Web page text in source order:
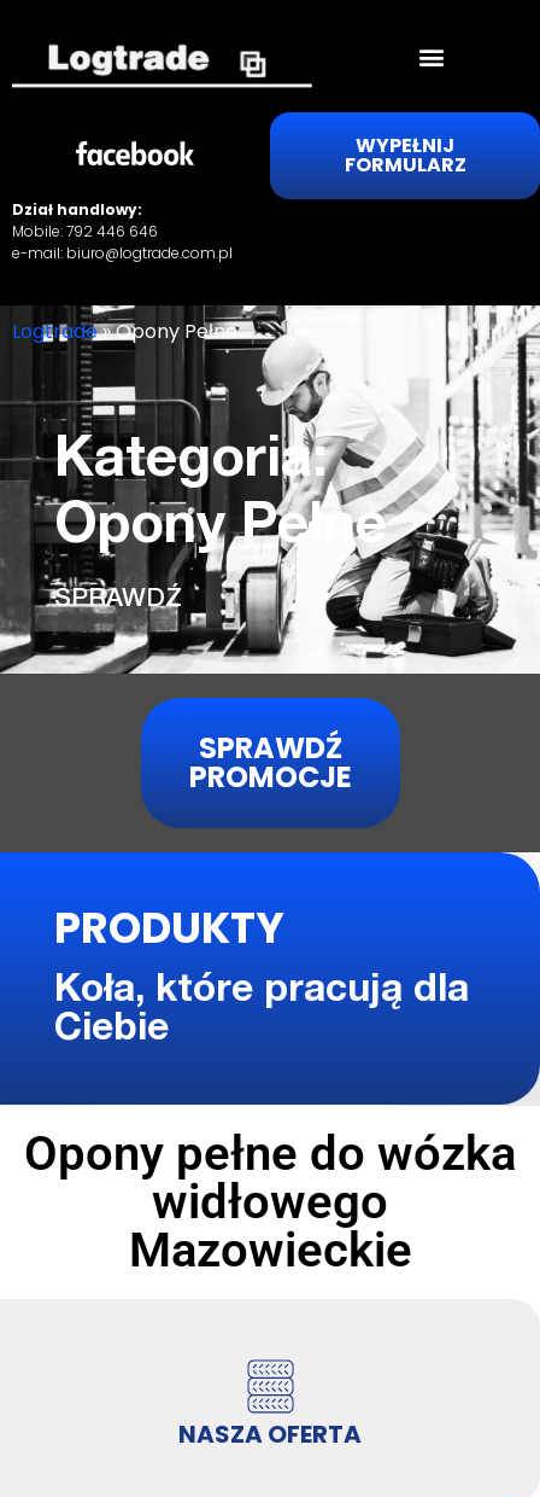
WYPEŁNIJ
FORMULARZ
Dział handlowy:
Mobile:792 446 646
e-mail: biuro@logtrade.com.pl
Logtrade»Opony Pełne
Kategoria:
Opony Pełne
SPRAWDŹ
SPRAWDŹ
PROMOCJE
PRODUKTY
Koła, które pracują dla
Ciebie
Opony pełne do wózka
widłowego
Mazowieckie
NASZA OFERTA